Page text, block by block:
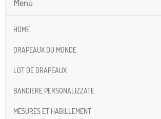
Menú
HOME
DRAPEAUX DU MONDE
LOT DE DRAPEAUX
BANDIERE PERSONALIZZATE
MESURES ET HABILLEMENT